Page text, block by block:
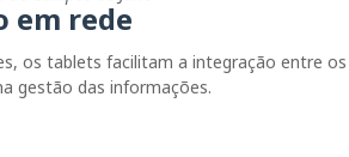
em rede
os tablets facilitam a integração entre os
gestão das informações.